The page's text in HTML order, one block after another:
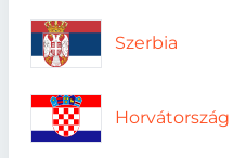
Szerbia
Horvátország